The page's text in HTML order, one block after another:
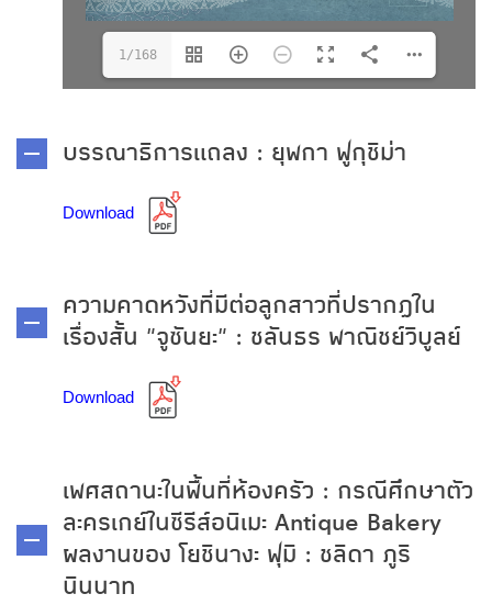
1/168
บรรณาธิการแถลง : ยุพกา ฟูกุชิม่า
Download
ความคาดหวังที่มีต่อลูกสาวที่ปรากฏใน
เรื่องสั้น "จูซันยะ" : ชลันธร พาณิชย์วิบูลย์
Download
เพศสถานะในพื้นที่ห้องครัว : กรณีศึกษาตัว
ละครเกย์ในซีรีส์อนิเมะ Antique Bakery
ผลงานของ โยชินางะ ฟุมิ : ชลิดา ภูริ
นินนาท